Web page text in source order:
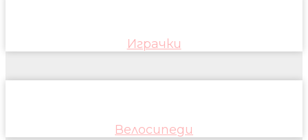
Играчки
Велосипеди